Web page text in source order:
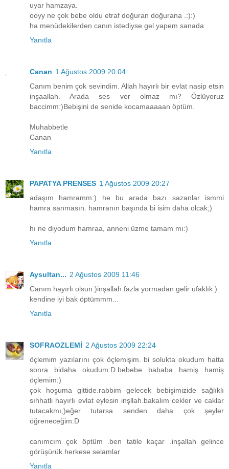
uyar hamzaya.
ooyy ne çok bebe oldu etraf doğuran doğurana .:):)
ha menüdekilerden canın istediyse gel yapem sanada
Yanıtla
Canan 1 Ağustos 2009 20:04
Canım benim çok sevindim. Allah hayırlı bir evlat nasip etsin
inşaallah. Arada ses ver olmaz mı? Özlüyoruz
baccimm:)Bebişini de senide kocamaaaaan öptüm.
Muhabbetle
Canan
Yanıtla
PAPATYA PRENSES 1 Ağustos 2009 20:27
adaşım hamramm:) he bu arada bazı sazanlar ismmi
hamra sanmasın. hamranın başında bi isim daha olcak;)
hı ne diyodum hamraa, anneni üzme tamam mı:)
Yanıtla
Aysultan... 2 Ağustos 2009 11:46
Canım hayırlı olsun:)inşallah fazla yormadan gelir ufaklık:)
kendine iyi bak öptümmm...
Yanıtla
SOFRAOZLEMİ 2 Ağustos 2009 22:24
öçlemim yazılarını çok öçlemişim. bi solukta okudum hatta
sonra bidaha okudum:D.bebebe bababa hamiş hamiş
öçlemim:)
çok hoşuma gittide.rabbim gelecek bebişimizide sağlıklı
sıhhatli hayırlı evlat eylesin inşllah.bakalım cekler ve caklar
tutacakmı;)eğer tutarsa senden daha çok şeyler
öğreneceğim:D
canımcım çok öptüm .ben tatile kaçar .inşallah gelince
görüşürük.herkese selamlar
Yanıtla